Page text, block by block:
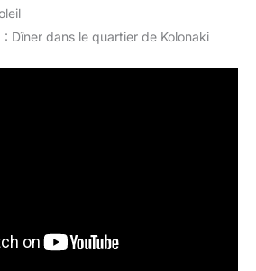
Dîner dans le quartier de Kolonaki